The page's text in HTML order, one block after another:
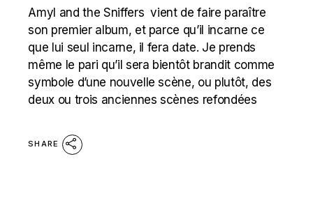
Amyl and the Sniffers vient de faire paraître
son premier album, et parce qu’il incarne ce
que lui seul incarne, il fera date. Je prends
même le pari qu’il sera bientôt brandit comme
symbole d’une nouvelle scène, ou plutôt, des
deux ou trois anciennes scènes refondées
SHARE